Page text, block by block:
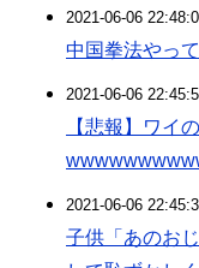
2021-06-06
中国拳法やっ
2021-06-06
【悲報】ワイ
2021-06-06
子供「あのお